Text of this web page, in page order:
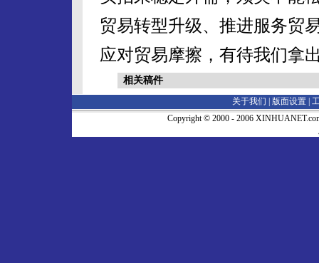
贸易转型升级、推进服务贸
应对贸易摩擦，有待我们拿
相关稿件
关于我们 | 版面设置
Copyright © 2000 - 2006